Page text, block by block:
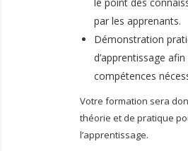
par les apprenants.
Démonstration
d’apprentissage afin
compétences
Votre formation sera
théorie et de pratique
l’apprentissage.